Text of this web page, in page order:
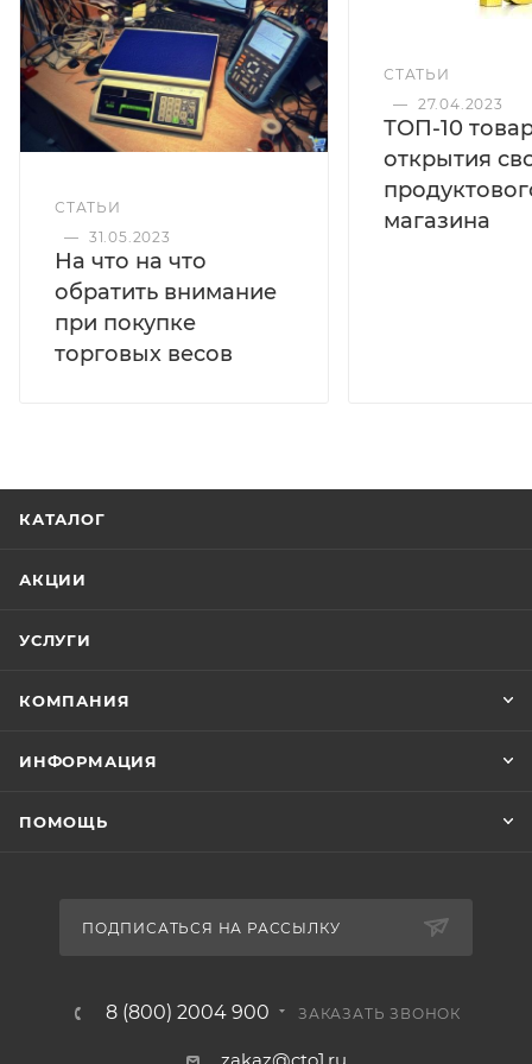
СТАТЬИ
— 31.05.2023
На что на что
обратить внимание
при покупке
торговых весов
СТАТЬИ
— 27.04.2023
ТОП-10
открытия
магазина
КАТАЛОГ
АКЦИИ
УСЛУГИ
КОМПАНИЯ
ИНФОРМАЦИЯ
ПОМОЩЬ
ПОДПИСАТЬСЯ НА РАССЫЛКУ
8 (800) 2004 900 ЗАКАЗАТЬ ЗВОНОК